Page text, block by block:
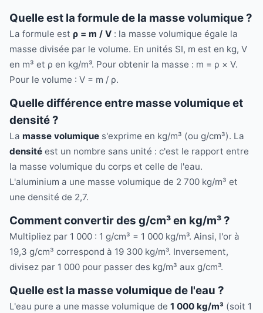
Quelle est la formule de la masse volumique ?
La formule est ρ = m / V : la masse volumique égale la
masse divisée par le volume. En unités SI, m est en kg, V
en m³ et ρ en kg/m³. Pour obtenir la masse : m = ρ × V.
Pour le volume : V = m / ρ.
Quelle différence entre masse volumique et
densité ?
La masse volumique s'exprime en kg/m³ (ou g/cm³). La
densité est un nombre sans unité : c'est le rapport entre
la masse volumique du corps et celle de l'eau.
L'aluminium a une masse volumique de 2 700 kg/m³ et
une densité de 2,7.
Comment convertir des g/cm³ en kg/m³ ?
Multipliez par 1 000 : 1 g/cm³ = 1 000 kg/m³. Ainsi, l'or à
19,3 g/cm³ correspond à 19 300 kg/m³. Inversement,
divisez par 1 000 pour passer des kg/m³ aux g/cm³.
Quelle est la masse volumique de l'eau ?
L'eau pure a une masse volumique de 1 000 kg/m³ (soit 1